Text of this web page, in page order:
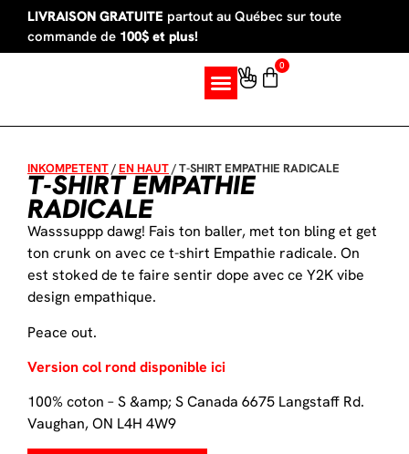
LIVRAISON GRATUITE partout au Québec sur toute
commande de 100$ et plus!
0
INKOMPETENT/EN HAUT/T-SHIRT EMPATHIE RADICALE
T-SHIRT EMPATHIE
RADICALE
Wasssuppp dawg! Fais ton baller, met ton bling et get
ton crunk on avec ce t-shirt Empathie radicale. On
est stoked de te faire sentir dope avec ce Y2K vibe
design empathique.
Peace out.
Version col rond disponible ici
100% coton – S &amp; S Canada 6675 Langstaff Rd.
Vaughan, ON L4H 4W9